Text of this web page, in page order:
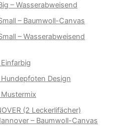
– Wasserabweisend
– Baumwoll-Canvas
– Wasserabweisend
Hundepfoten Design
(2 Leckerlifächer)
– Baumwoll-Canvas